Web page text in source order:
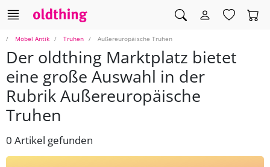
Möbel Antik Truhen Außereuropäische Truhen
Der oldthing Marktplatz bietet
eine große Auswahl in der
Rubrik Außereuropäische
Truhen
0 Artikel gefunden